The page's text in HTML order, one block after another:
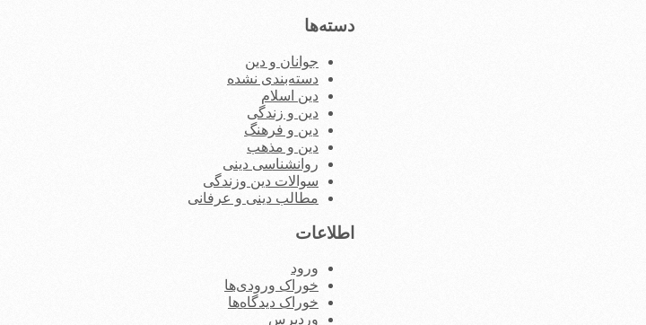
دسته‌ها
جوانان و دین
دسته‌بندی نشده
دین اسلام
دین و زندگی
دین و فرهنگ
دین و مذهب
روانشناسی دینی
سوالات دین وزندگی
مطالب دینی و عرفانی
اطلاعات
ورود
خوراک ورودی‌ها
خوراک دیدگاه‌ها
وردپرس